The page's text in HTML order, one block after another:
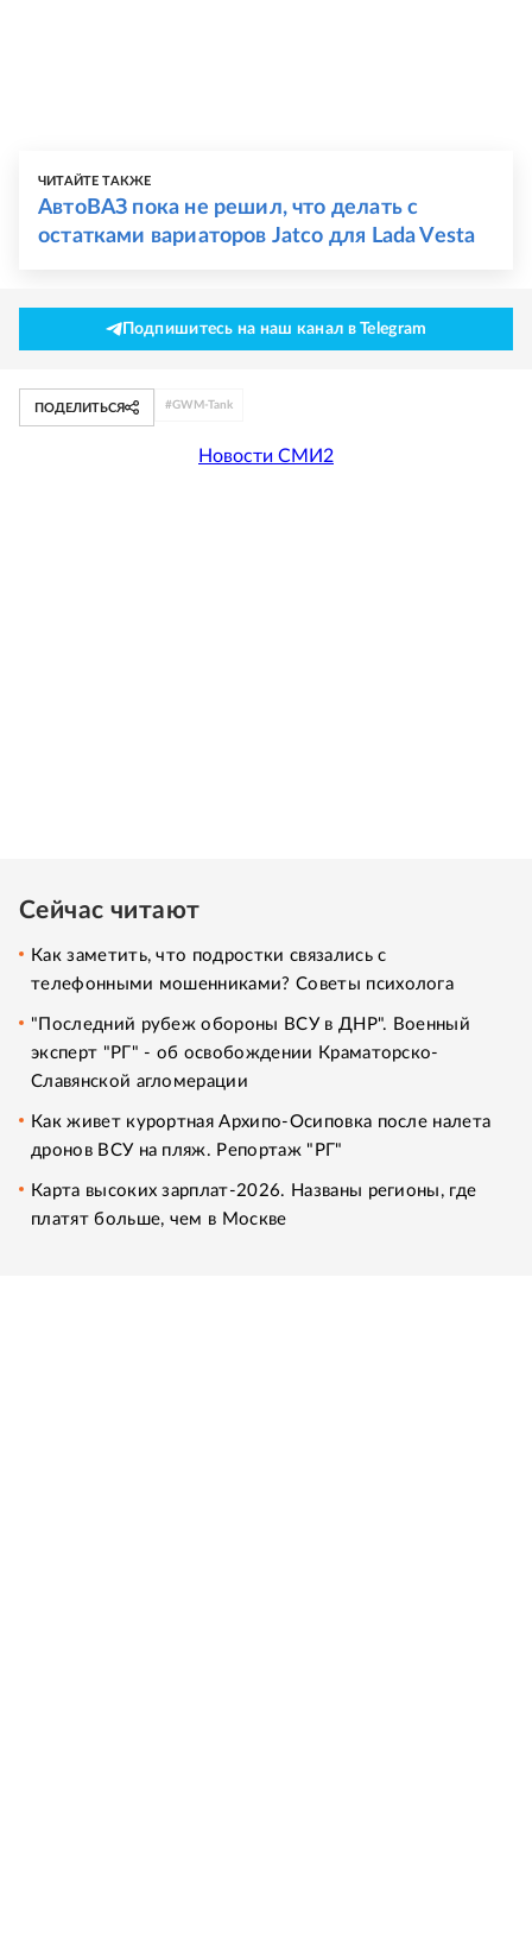
ЧИТАЙТЕ ТАКЖЕ
АвтоВАЗ пока не решил, что делать с
остатками вариаторов Jatco для Lada Vesta
Подпишитесь на наш канал в Telegram
ПОДЕЛИТЬСЯ #GWM-Tank
Новости СМИ2
Сейчас читают
Как заметить, что подростки связались с
телефонными мошенниками? Советы психолога
"Последний рубеж обороны ВСУ в ДНР". Военный
эксперт "РГ" - об освобождении Краматорско-
Славянской агломерации
Как живет курортная Архипо-Осиповка после налета
дронов ВСУ на пляж. Репортаж "РГ"
Карта высоких зарплат-2026. Названы регионы, где
платят больше, чем в Москве